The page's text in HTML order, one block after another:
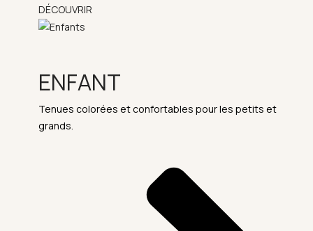
DÉCOUVRIR
ENFANT
Tenues colorées et confortables pour les petits et
grands.